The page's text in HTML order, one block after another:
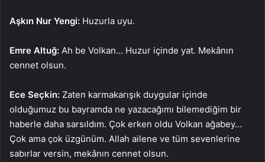
Aşkın Nur Yengi: Huzurla uyu.
Emre Altuğ: Ah be Volkan… Huzur içinde yat. Mekânın
cennet olsun.
Ece Seçkin: Zaten karmakarışık duygular içinde
olduğumuz bu bayramda ne yazacağımı bilemediğim bir
haberle daha sarsıldım. Çok erken oldu Volkan ağabey…
Çok ama çok üzgünüm. Allah ailene ve tüm sevenlerine
sabırlar versin, mekânın cennet olsun.